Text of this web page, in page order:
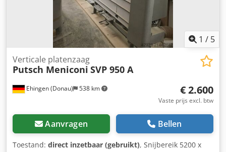
1 / 5
Ehingen (Donau) 538 km
Verticale platenzaag
Putsch Meniconi SVP 950 A
€ 2.600
Vaste prijs excl. btw
Aanvragen Bellen
Toestand: direct inzetbaar (gebruikt), Snijbereik 5200 x